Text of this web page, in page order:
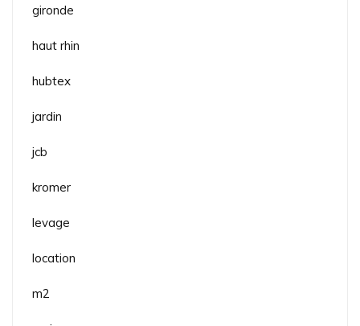
gironde
haut rhin
hubtex
jardin
jcb
kromer
levage
location
m2